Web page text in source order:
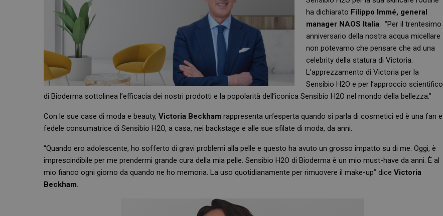
ha dichiarato Filippo Immé, general
manager NAOS Italia. “Per il trentesimo
anniversario della nostra acqua micellare
non potevamo che pensare che ad una
celebrity della statura di Victoria.
L’apprezzamento di Victoria per la
Sensibio H2O e per l’approccio scientifico
di Bioderma sottolinea l’efficacia dei nostri prodotti e la popolarità dell’iconica Sensibio H2O nel mondo della bellezza.”
Con le sue case di moda e beauty, Victoria Beckham rappresenta un’esperta quando si parla di cosmetici ed è una fan e
fedele consumatrice di Sensibio H2O, a casa, nei backstage e alle sue sfilate di moda, da anni.
“Quando ero adolescente, ho sofferto di gravi problemi alla pelle e questo ha avuto un grosso impatto su di me. Oggi, è
imprescindibile per me prendermi grande cura della mia pelle. Sensibio H2O di Bioderma è un mio must-have da anni. È al
mio fianco ogni giorno da quando ne ho memoria. La uso quotidianamente per rimuovere il make-up” dice Victoria
Beckham.